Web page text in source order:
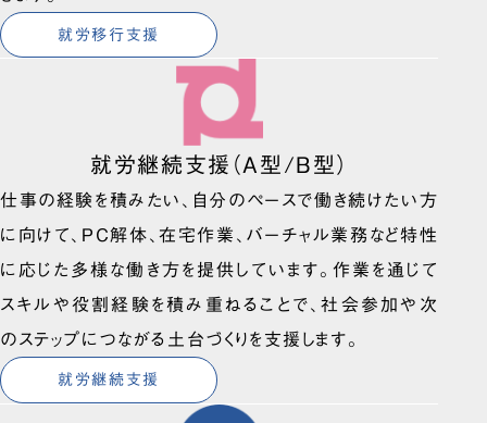
就労移行支援
就労継続支援（A型/B型）
仕事の経験を積みたい、自分のペースで働き続けたい方
に向けて、PC解体、在宅作業、バーチャル業務など特性
に応じた多様な働き方を提供しています。作業を通じて
スキルや役割経験を積み重ねることで、社会参加や次
のステップにつながる土台づくりを支援します。
就労継続支援